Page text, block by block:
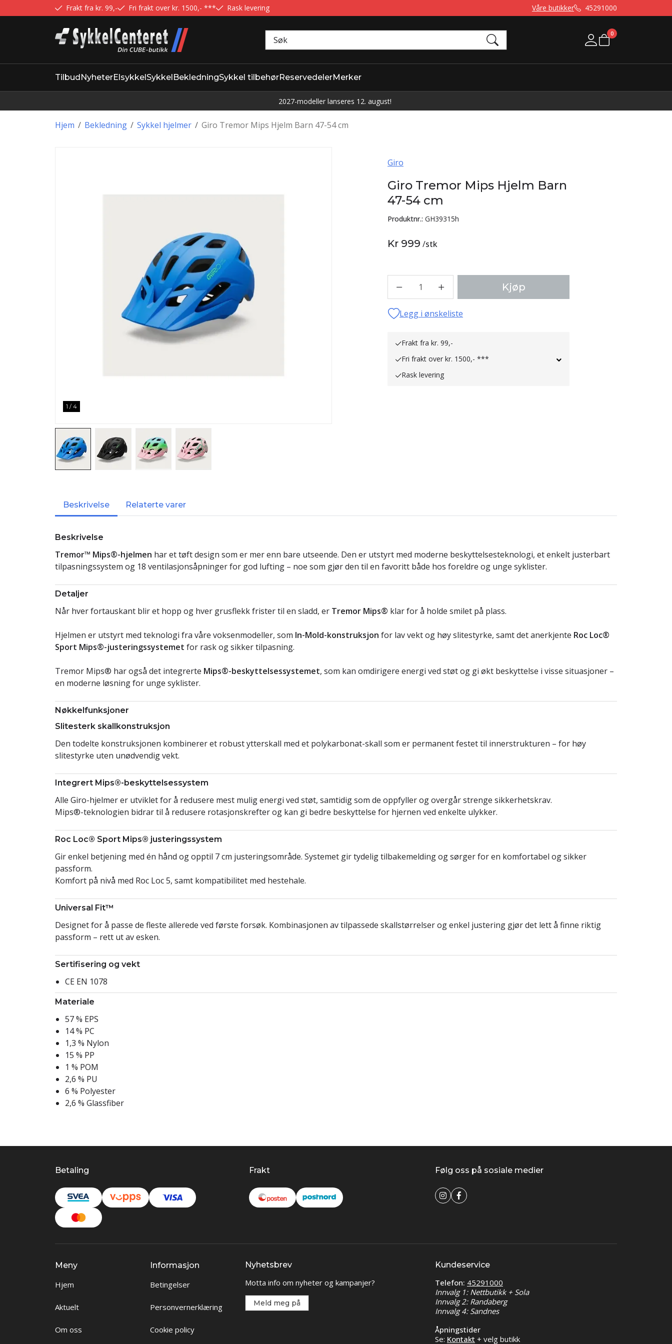
Frakt fra kr. 99,- Fri frakt over kr. 1500,- *** Rask levering Våre butikker 45291000
Mine sider
0
TilbudNyheterElsykkelSykkelBekledningSykkel tilbehørReservedelerMerker
2027-modeller lanseres 12. august!
/
Hjem /
Bekledning /
Sykkel hjelmer Giro Tremor Mips Hjelm Barn 47-54 cm
1 / 4
Giro
Giro Tremor Mips Hjelm Barn
47-54 cm
Produktnr.: GH39315h
Kr 999 /stk
1 Kjøp
Legg i ønskeliste
Frakt fra kr. 99,-
Fri frakt over kr. 1500,- ***
Rask levering
Beskrivelse Relaterte varer
Beskrivelse
Tremor™ Mips®-hjelmen har et tøft design som er mer enn bare utseende. Den er utstyrt med moderne beskyttelsesteknologi, et enkelt justerbart
tilpasningssystem og 18 ventilasjonsåpninger for god lufting – noe som gjør den til en favoritt både hos foreldre og unge syklister.
Detaljer
Når hver fortauskant blir et hopp og hver grusflekk frister til en sladd, er Tremor Mips® klar for å holde smilet på plass.
Hjelmen er utstyrt med teknologi fra våre voksenmodeller, som In-Mold-konstruksjon for lav vekt og høy slitestyrke, samt det anerkjente Roc Loc®
Sport Mips®-justeringssystemet for rask og sikker tilpasning.
Tremor Mips® har også det integrerte Mips®-beskyttelsessystemet, som kan omdirigere energi ved støt og gi økt beskyttelse i visse situasjoner –
en moderne løsning for unge syklister.
Nøkkelfunksjoner
Slitesterk skallkonstruksjon
Den todelte konstruksjonen kombinerer et robust ytterskall med et polykarbonat-skall som er permanent festet til innerstrukturen – for høy
slitestyrke uten unødvendig vekt.
Integrert Mips®-beskyttelsessystem
Alle Giro-hjelmer er utviklet for å redusere mest mulig energi ved støt, samtidig som de oppfyller og overgår strenge sikkerhetskrav.
Mips®-teknologien bidrar til å redusere rotasjonskrefter og kan gi bedre beskyttelse for hjernen ved enkelte ulykker.
Roc Loc® Sport Mips® justeringssystem
Gir enkel betjening med én hånd og opptil 7 cm justeringsområde. Systemet gir tydelig tilbakemelding og sørger for en komfortabel og sikker
passform.
Komfort på nivå med Roc Loc 5, samt kompatibilitet med hestehale.
Universal Fit™
Designet for å passe de fleste allerede ved første forsøk. Kombinasjonen av tilpassede skallstørrelser og enkel justering gjør det lett å finne riktig
passform – rett ut av esken.
Sertifisering og vekt
CE EN 1078
Materiale
57 % EPS
14 % PC
1,3 % Nylon
15 % PP
1 % POM
2,6 % PU
6 % Polyester
2,6 % Glassfiber
Betaling Frakt Følg oss på sosiale medier
Meny
Hjem
Aktuelt
Om oss
Informasjon
Betingelser
Personvernerklæring
Cookie policy
Nyhetsbrev
Motta info om nyheter og kampanjer?
Meld meg på
Kundeservice
Telefon: 45291000
Innvalg 1: Nettbutikk + Sola
Innvalg 2: Randaberg
Innvalg 4: Sandnes
Åpningstider
Se: Kontakt + velg butikk